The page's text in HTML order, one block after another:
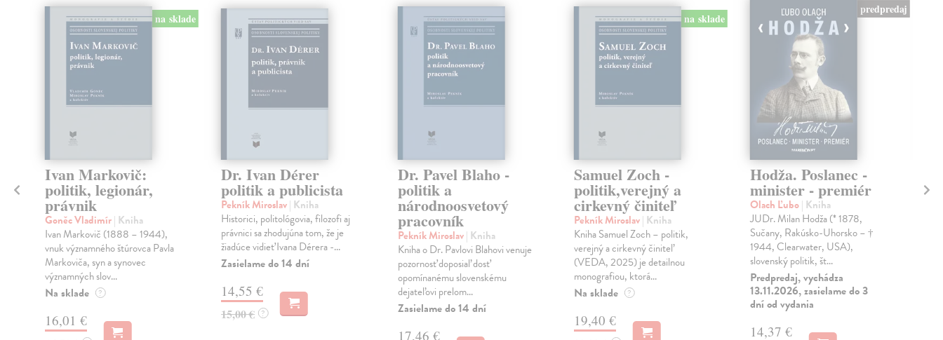
na sklade
Ivan Markovič:
politik, legionár,
právnik
Goněc Vladimír| Kniha
Ivan Markovič (1888 – 1944),
vnuk významného štúrovca Pavla
Markoviča, syn a synovec
významných slov...
Na sklade ?
16,01 €
Dr. Ivan Dérer
politik a publicista
Pekník Miroslav| Kniha
Historici, politológovia, filozofi aj
právnici sa zhodujúna tom, že je
žiadúce vidieť Ivana Dérera -...
Zasielame do 14 dní
14,55 €
15,00 € ?
Dr. Pavel Blaho -
politik a
národnoosvetový
pracovník
Pekník Miroslav| Kniha
Kniha o Dr. Pavlovi Blahovi venuje
pozornosť doposiaľ dosť
opomínanému slovenskému
dejateľovi prelom...
Zasielame do 14 dní
17,46 €
na sklade
Samuel Zoch -
politik,verejný a
cirkevný činiteľ
Pekník Miroslav| Kniha
Kniha Samuel Zoch – politik,
verejný a cirkevný činiteľ
(VEDA, 2025) je detailnou
monografiou, ktorá...
Na sklade ?
19,40 €
predpredaj
Hodža. Poslanec -
minister - premiér
Olach Ľubo| Kniha
JUDr. Milan Hodža (* 1878,
Sučany, Rakúsko-Uhorsko – †
1944, Clearwater, USA),
slovenský politik, št...
Predpredaj, vychádza
13.11.2026, zasielame do 3
dní od vydania
14,37 €